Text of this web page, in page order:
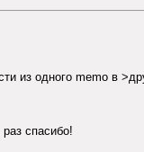
из одного memo в
спасибо!